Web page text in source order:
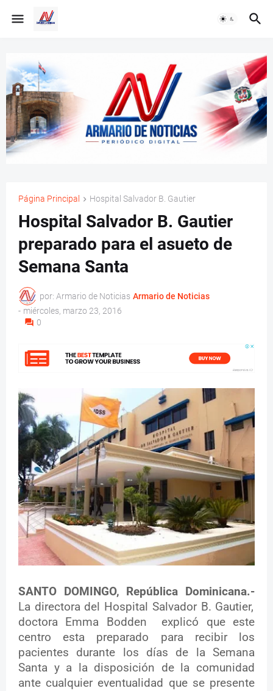
Página Principal Hospital Salvador B. Gautier
Hospital Salvador B. Gautier
preparado para el asueto de
Semana Santa
por: Armario de Noticias Armario de Noticias
- miércoles, marzo 23, 2016
0
SANTO DOMINGO, República Dominicana.-
La directora del Hospital Salvador B. Gautier,
doctora Emma Bodden explicó que este
centro esta preparado para recibir los
pacientes durante los días de la Semana
Santa y a la disposición de la comunidad
ante cualquier eventualidad que se presente